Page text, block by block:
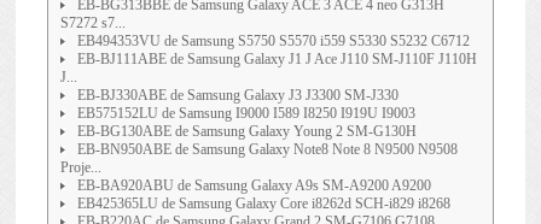
EB-BG313BBE de Samsung Galaxy ACE 3 ACE 4 neo G313H
S7272 s7...
EB494353VU de Samsung S5750 S5570 i559 S5330 S5232 C6712
EB-BJ111ABE de Samsung Galaxy J1 J Ace J110 SM-J110F J110H
J...
EB-BJ330ABE de Samsung Galaxy J3 J3300 SM-J330
EB575152LU de Samsung I9000 I589 I8250 I919U I9003
EB-BG130ABE de Samsung Galaxy Young 2 SM-G130H
EB-BN950ABE de Samsung Galaxy Note8 Note 8 N9500 N9508
Proje...
EB-BA920ABU de Samsung Galaxy A9s SM-A9200 A9200
EB425365LU de Samsung Galaxy Core i8262d SCH-i829 i8268